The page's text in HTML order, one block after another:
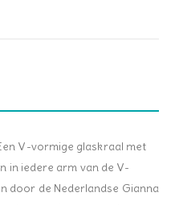
V-vormige glaskraal met
in iedere arm van de V-
door de Nederlandse Gianna